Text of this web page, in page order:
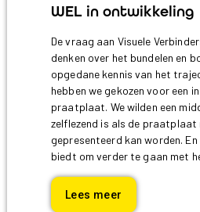
WEL in ontwikkeling
De vraag aan Visuele
denken over het bundelen en
opgedane kennis van het
hebben we gekozen voor een
praatplaat. We wilden een
zelflezend is als de praatplaat
gepresenteerd kan worden.
biedt om verder te gaan met
Lees meer